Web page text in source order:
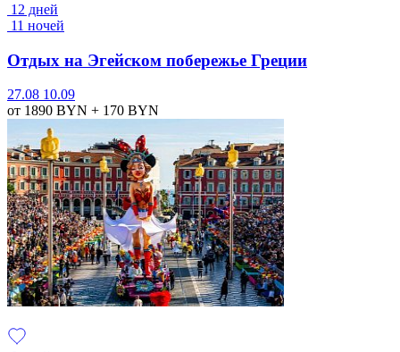
12 дней
11 ночей
Отдых на Эгейском побережье Греции
27.08 10.09
от 1890 BYN + 170 BYN